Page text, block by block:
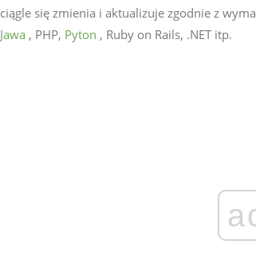
ciągle się zmienia i aktualizuje zgodnie z
Jawa , PHP, Pyton , Ruby on Rails, .NET itp.